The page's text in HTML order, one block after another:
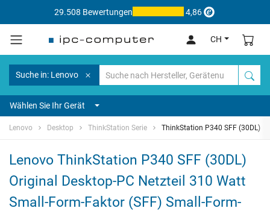
29.508 Bewertungen 4,86
CH
Suche in: Lenovo
Wählen Sie Ihr Gerät
Lenovo Desktop ThinkStation Serie ThinkStation P340 SFF (30DL)
Lenovo ThinkStation P340 SFF (30DL)
Original Desktop-PC Netzteil 310 Watt
Small-Form-Faktor (SFF) Small-Form-